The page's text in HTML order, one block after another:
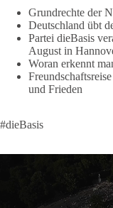
Europa braucht eine
Grundpfeilern beruht:
✅ Achtung der
✅ Wahrung
✅ Verantwortung
werden. Das gelingt
Migration nicht zum
Der Mensch darf
Grundrechte der
Deutschland übt
Partei dieBasis
August in
Woran erkennt
und Frieden
#dieBasis